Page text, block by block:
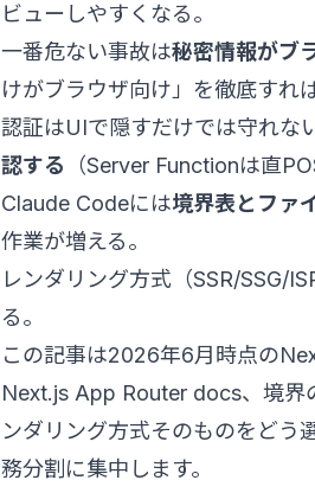
ビューしやすくなる。
一番危ない事故は秘密情報がブ
けがブラウザ向け」を徹底すれ
認証はUIで隠すだけでは守れない
認する （Server Functionは直
Claude Codeには境界表とファ
作業が増える。
レンダリング方式（SSR/SSG/
る。
この記事は2026年6月時点の
Next.js App Router docs、境界
ンダリング方式そのものをどう
務分割に集中します。